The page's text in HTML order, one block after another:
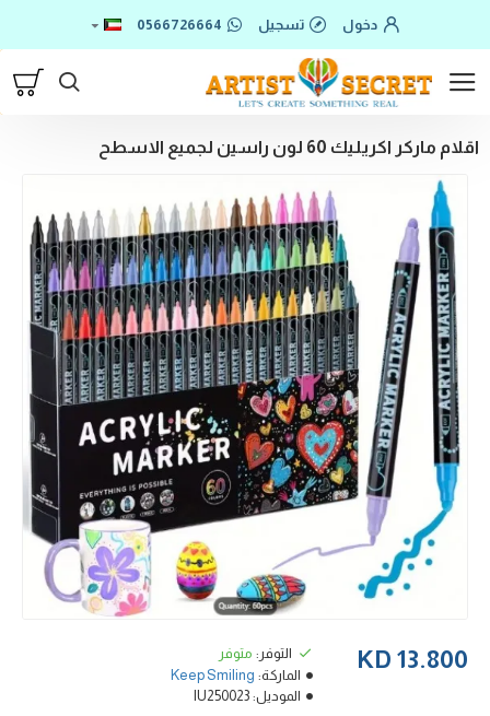
دخول تسجيل 0566726664
اقلام ماركر اكريليك 60 لون راسين لجميع الاسطح
13.800 KD التوفر: متوفر
الماركة: Keep Smiling
الموديل: IU250023